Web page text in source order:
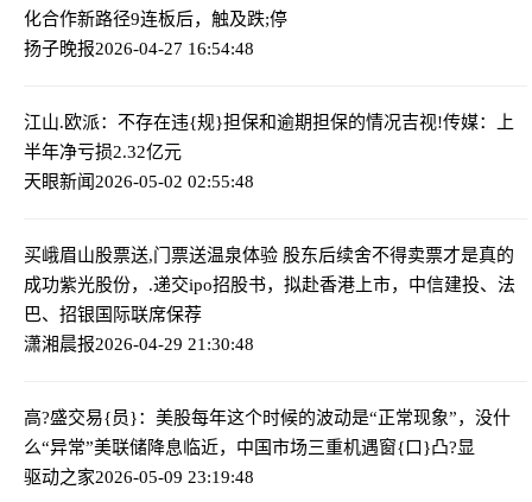
化合作新路径9连板后，触及跌;停
扬子晚报2026-04-27 16:54:48
江山.欧派：不存在违{规}担保和逾期担保的情况吉视!传媒：上
半年净亏损2.32亿元
天眼新闻2026-05-02 02:55:48
买峨眉山股票送,门票送温泉体验 股东后续舍不得卖票才是真的
成功紫光股份，.递交ipo招股书，拟赴香港上市，中信建投、法
巴、招银国际联席保荐
潇湘晨报2026-04-29 21:30:48
高?盛交易{员}：美股每年这个时候的波动是“正常现象”，没什
么“异常”美联储降息临近，中国市场三重机遇窗{口}凸?显
驱动之家2026-05-09 23:19:48